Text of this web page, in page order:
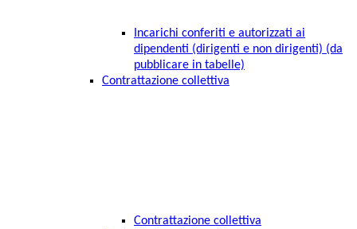
Incarichi conferiti e autorizzati ai
dipendenti (dirigenti e non dirigenti) (da
pubblicare in tabelle)
Contrattazione collettiva
Contrattazione collettiva